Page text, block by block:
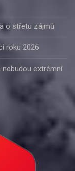
o střetu zájmů
roku 2026
extrémní